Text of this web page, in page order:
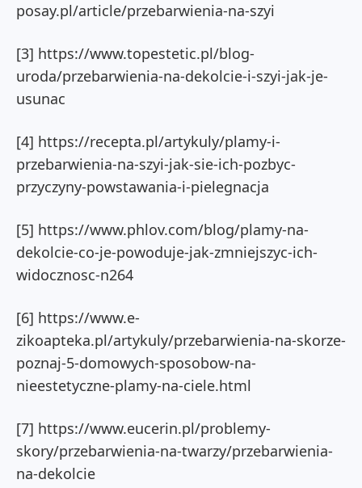
posay.pl/article/przebarwienia-na-szyi
[3] https://www.topestetic.pl/blog-
uroda/przebarwienia-na-dekolcie-i-szyi-jak-je-
usunac
[4] https://recepta.pl/artykuly/plamy-i-
przebarwienia-na-szyi-jak-sie-ich-pozbyc-
przyczyny-powstawania-i-pielegnacja
[5] https://www.phlov.com/blog/plamy-na-
dekolcie-co-je-powoduje-jak-zmniejszyc-ich-
widocznosc-n264
[6] https://www.e-
zikoapteka.pl/artykuly/przebarwienia-na-skorze-
poznaj-5-domowych-sposobow-na-
nieestetyczne-plamy-na-ciele.html
[7] https://www.eucerin.pl/problemy-
skory/przebarwienia-na-twarzy/przebarwienia-
na-dekolcie